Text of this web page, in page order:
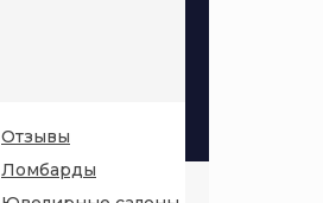
Отзывы
Ломбарды